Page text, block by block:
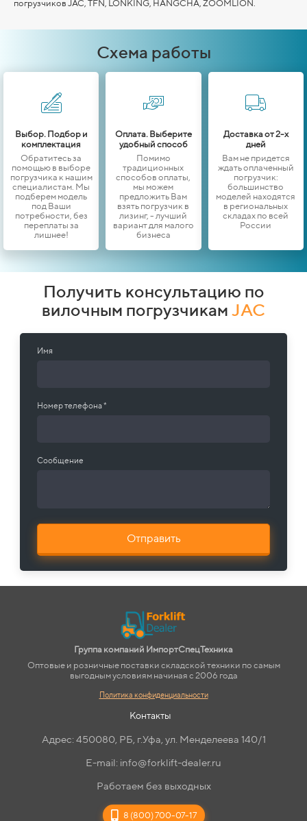
погрузчиков JAC, TFN, LONKING, HANGCHA, ZOOMLION
Схема работы
Выбор. Подбор и
комплектация
Обратитесь за
помощью в выборе
погрузчика к нашим
специалистам. Мы
подберем модель
под Ваши
потребности, без
переплаты за
лишнее!
Оплата. Выберите
удобный способ
Помимо
традиционных
способов оплаты,
мы можем
предложить Вам
взять погрузчик в
лизинг, - лучший
вариант для малого
бизнеса
Доставка от 2-х
дней
Вам не придется
ждать оплаченный
погрузчик:
большинство
моделей находятся
в региональных
складах по всей
России
Получить консультацию по
вилочным погрузчикам JAC
Имя
Номер телефона *
Сообщение
Отправить
Группа компаний ИмпортСпецТехника
Оптовые и розничные поставки складской техники по самым
выгодным условиям начиная с 2006 года
Политика конфиденциальности
Контакты
Адрес: 450080, РБ, г.Уфа, ул. Менделеева 140/1
E-mail: info@forklift-dealer.ru
Работаем без выходных
8 (800) 700-07-17